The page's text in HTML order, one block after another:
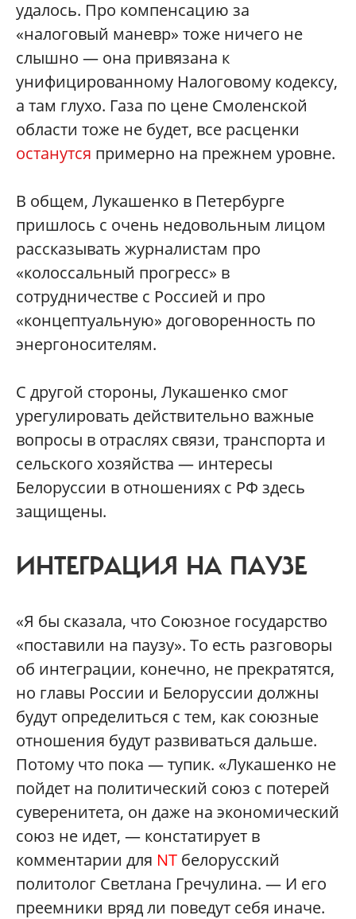
удалось. Про компенсацию за
«налоговый маневр» тоже ничего не
слышно — она привязана к
унифицированному Налоговому кодексу,
а там глухо. Газа по цене Смоленской
области тоже не будет, все расценки
останутся примерно на прежнем уровне.
В общем, Лукашенко в Петербурге
пришлось с очень недовольным лицом
рассказывать журналистам про
«колоссальный прогресс» в
сотрудничестве с Россией и про
«концептуальную» договоренность по
энергоносителям.
С другой стороны, Лукашенко смог
урегулировать действительно важные
вопросы в отраслях связи, транспорта и
сельского хозяйства — интересы
Белоруссии в отношениях с РФ здесь
защищены.
ИНТЕГРАЦИЯ НА ПАУЗЕ
«Я бы сказала, что Союзное государство
«поставили на паузу». То есть разговоры
об интеграции, конечно, не прекратятся,
но главы России и Белоруссии должны
будут определиться с тем, как союзные
отношения будут развиваться дальше.
Потому что пока — тупик. «Лукашенко не
пойдет на политический союз с потерей
суверенитета, он даже на экономический
союз не идет, — констатирует в
комментарии для NT белорусский
политолог Светлана Гречулина. — И его
преемники вряд ли поведут себя иначе.